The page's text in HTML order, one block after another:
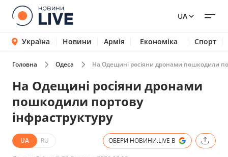
UA
Україна Новини Армія Економіка Спорт
Головна Одеса На Одещині росіяни дронами пошкодили
На Одещині росіяни дронами
пошкодили портову
інфраструктуру
UA RU ОБЕРИ НОВИНИ.LIVE В